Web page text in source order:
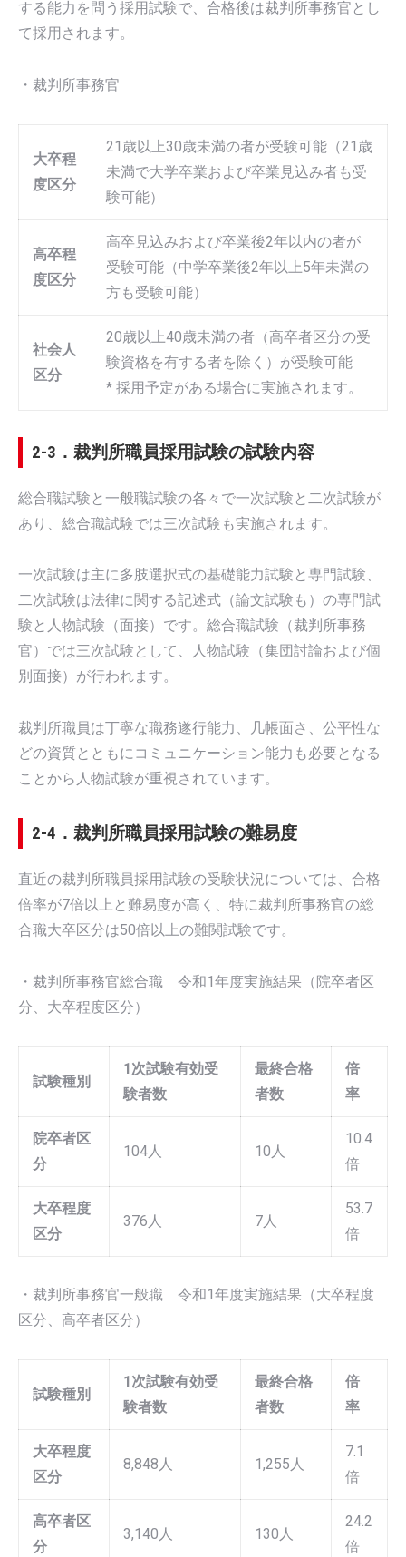
する能力を問う採用試験で、合格後は裁判所事務官とし
て採用されます。
・裁判所事務官
大卒程
度区分
21歳以上30歳未満の者が受験可能（21歳
未満で大学卒業および卒業見込み者も受
験可能）
高卒程
度区分
高卒見込みおよび卒業後2年以内の者が
受験可能（中学卒業後2年以上5年未満の
方も受験可能）
社会人
区分
20歳以上40歳未満の者（高卒者区分の受
験資格を有する者を除く）が受験可能
* 採用予定がある場合に実施されます。
2-3．裁判所職員採用試験の試験内容
総合職試験と一般職試験の各々で一次試験と二次試験が
あり、総合職試験では三次試験も実施されます。
一次試験は主に多肢選択式の基礎能力試験と専門試験、
二次試験は法律に関する記述式（論文試験も）の専門試
験と人物試験（面接）です。総合職試験（裁判所事務
官）では三次試験として、人物試験（集団討論および個
別面接）が行われます。
裁判所職員は丁寧な職務遂行能力、几帳面さ、公平性な
どの資質とともにコミュニケーション能力も必要となる
ことから人物試験が重視されています。
2-4．裁判所職員採用試験の難易度
直近の裁判所職員採用試験の受験状況については、合格
倍率が7倍以上と難易度が高く、特に裁判所事務官の総
合職大卒区分は50倍以上の難関試験です。
・裁判所事務官総合職 令和1年度実施結果（院卒者区
分、大卒程度区分）
試験種別
1次試験有効受
験者数
最終合格
者数
倍
率
院卒者区
分
104人 10人
10.4
倍
大卒程度
区分
376人 7人
53.7
倍
・裁判所事務官一般職 令和1年度実施結果（大卒程度
区分、高卒者区分）
試験種別
1次試験有効受
験者数
最終合格
者数
倍
率
大卒程度
区分
8,848人 1,255人
7.1
倍
高卒者区
分
3,140人 130人
24.2
倍